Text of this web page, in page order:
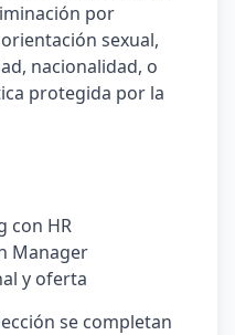
por
sexual,
nacionalidad, o
protegida por la
con HR
Manager
y oferta
se completan